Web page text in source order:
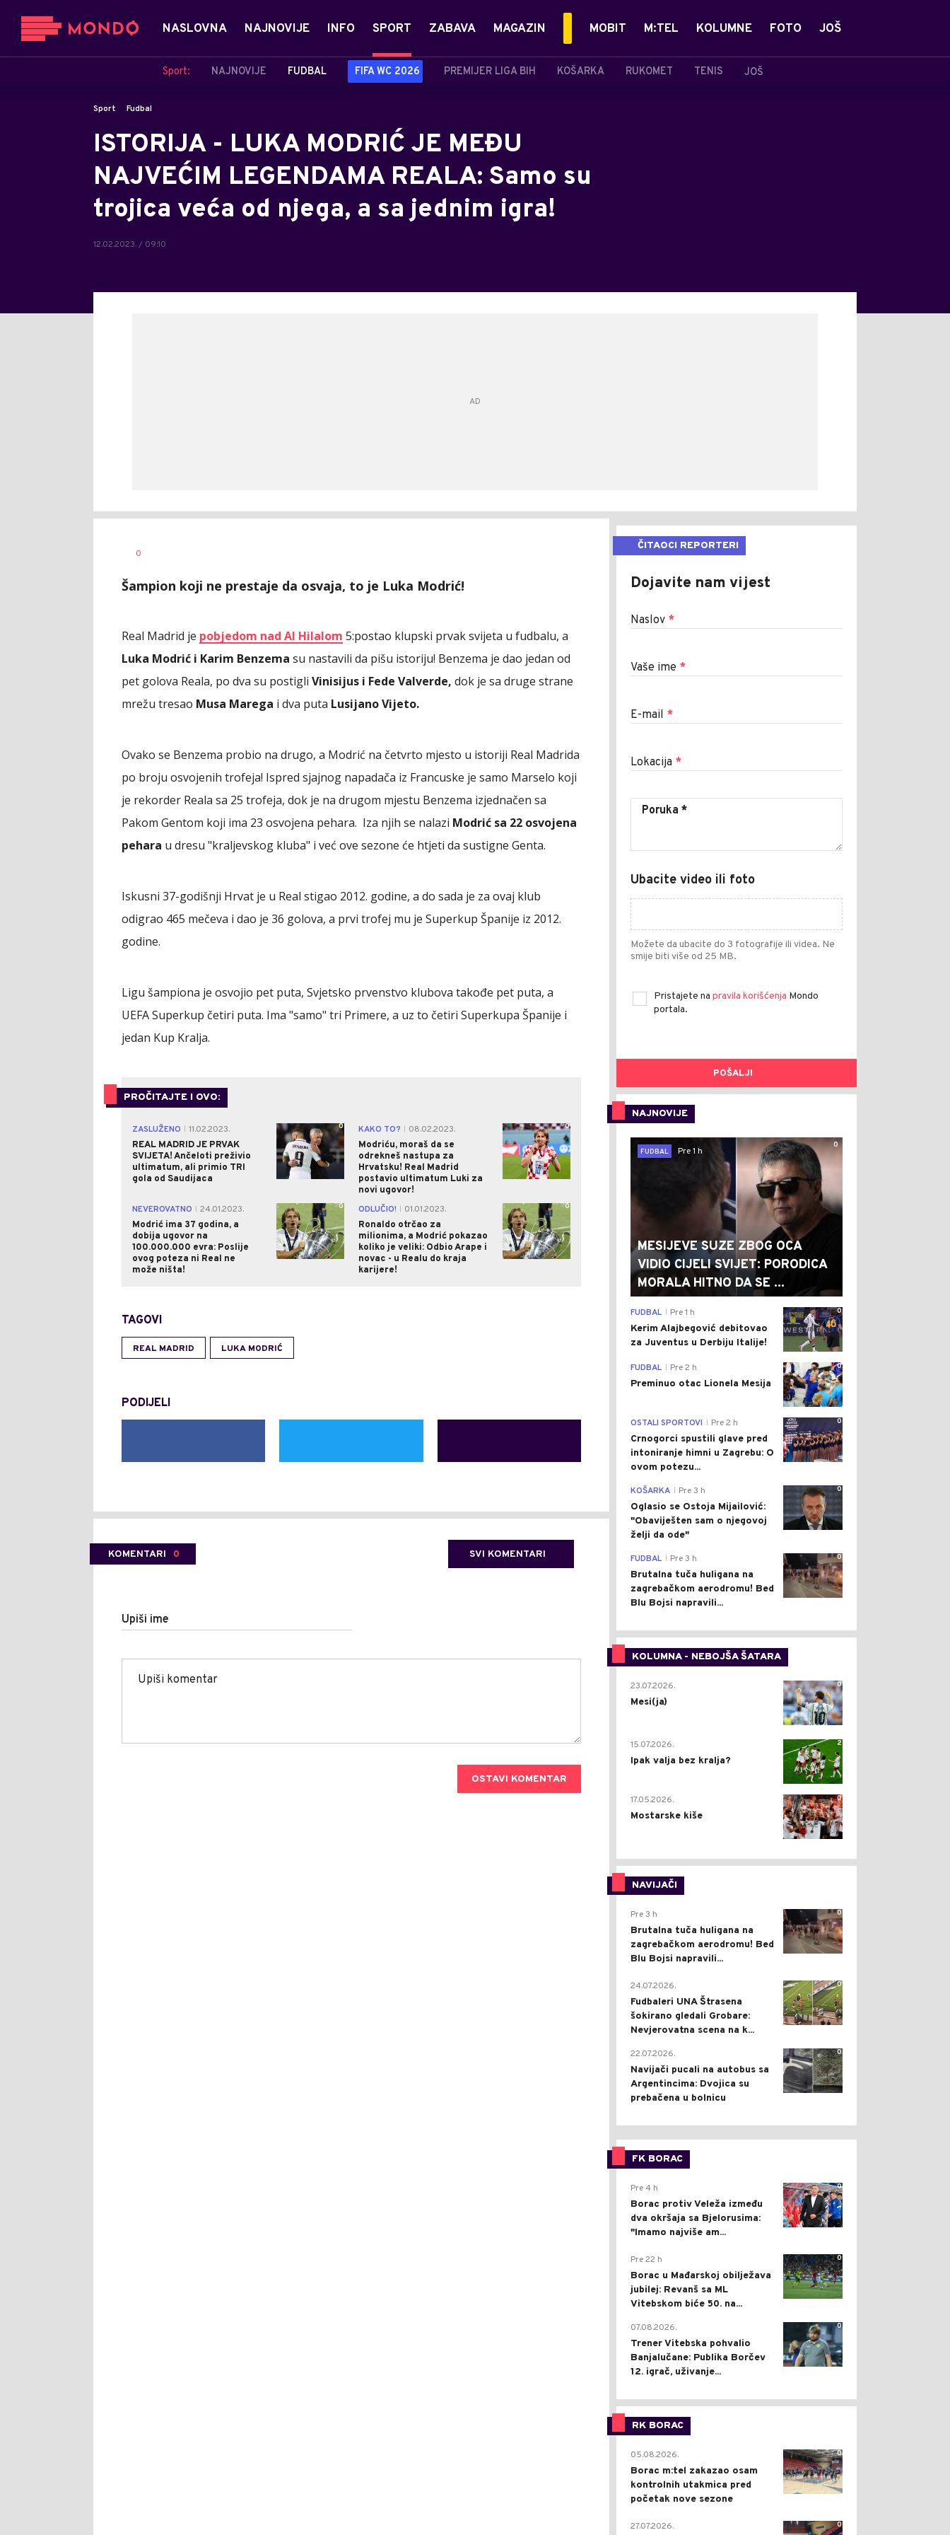
NASLOVNA NAJNOVIJE INFO SPORT
Sport: NAJNOVIJE FUDBAL FIFA WC 2026 PREMIJER LIGA BIH KOŠARKA RUKOMET TENIS JOŠ
ZABAVA MAGAZIN MOBIT M:TEL KOLUMNE FOTO JOŠ
Sport Fudbal
ISTORIJA - LUKA MODRIĆ JE MEĐU
NAJVEĆIM LEGENDAMA REALA: Samo su
trojica veća od njega, a sa jednim igra!
12.02.2023. / 09:10
AUTOR
0
Šampion koji ne prestaje da osvaja, to je Luka Modrić!
Real Madrid je pobjedom nad Al Hilalom 5:postao klupski prvak svijeta u fudbalu, a
Luka Modrić i Karim Benzema su nastavili da pišu istoriju! Benzema je dao jedan od
pet golova Reala, po dva su postigli Vinisijus i Fede Valverde, dok je sa druge strane
mrežu tresao Musa Marega i dva puta Lusijano Vijeto.
Ovako se Benzema probio na drugo, a Modrić na četvrto mjesto u istoriji Real Madrida
po broju osvojenih trofeja! Ispred sjajnog napadača iz Francuske je samo Marselo koji
je rekorder Reala sa 25 trofeja, dok je na drugom mjestu Benzema izjednačen sa
Pakom Gentom koji ima 23 osvojena pehara. Iza njih se nalazi Modrić sa 22 osvojena
pehara u dresu "kraljevskog kluba" i već ove sezone će htjeti da sustigne Genta.
Iskusni 37-godišnji Hrvat je u Real stigao 2012. godine, a do sada je za ovaj klub
odigrao 465 mečeva i dao je 36 golova, a prvi trofej mu je Superkup Španije iz 2012.
godine.
Ligu šampiona je osvojio pet puta, Svjetsko prvenstvo klubova takođe pet puta, a
UEFA Superkup četiri puta. Ima "samo" tri Primere, a uz to četiri Superkupa Španije i
jedan Kup Kralja.
PROČITAJTE I OVO:
ZASLUŽENO
11.02.2023.
REAL MADRID JE PRVAK
SVIJETA! Ančeloti preživio
ultimatum, ali primio TRI
gola od Saudijaca
0 KAKO TO?
08.02.2023.
Modriću, moraš da se
odrekneš nastupa za
Hrvatsku! Real Madrid
postavio ultimatum Luki za
novi ugovor!
0
NEVEROVATNO
24.01.2023.
Modrić ima 37 godina, a
dobija ugovor na
100.000.000 evra: Poslije
ovog poteza ni Real ne
može ništa!
0 ODLUČIO!
01.01.2023.
Ronaldo otrčao za
milionima, a Modrić pokazao
koliko je veliki: Odbio Arape i
novac - u Realu do kraja
karijere!
0
TAGOVI
REAL MADRID LUKA MODRIĆ
PODIJELI
KOMENTARI 0 SVI KOMENTARI
Upiši ime
OSTAVI KOMENTAR
ČITAOCI REPORTERI
Dojavite nam vijest
Naslov *
Vaše ime *
E-mail *
Lokacija *
Ubacite video ili foto
Možete da ubacite do 3 fotografije ili videa. Ne
smije biti više od 25 MB.
Pristajete na pravila korišćenja Mondo
portala.
POŠALJI
NAJNOVIJE
0
FUDBAL
Pre 1 h
MESIJEVE SUZE ZBOG OCA
VIDIO CIJELI SVIJET: PORODICA
MORALA HITNO DA SE ...
0
FUDBAL Pre 1 h
Kerim Alajbegović debitovao
za Juventus u Derbiju Italije!
0
FUDBAL Pre 2 h
Preminuo otac Lionela Mesija
0
OSTALI SPORTOVI Pre 2 h
Crnogorci spustili glave pred
intoniranje himni u Zagrebu: O
ovom potezu...
0
KOŠARKA Pre 3 h
Oglasio se Ostoja Mijailović:
"Obaviješten sam o njegovoj
želji da ode"
0
FUDBAL Pre 3 h
Brutalna tuča huligana na
zagrebačkom aerodromu! Bed
Blu Bojsi napravili...
KOLUMNA - NEBOJŠA ŠATARA
0
23.07.2026.
Mesi(ja)
2
15.07.2026.
Ipak valja bez kralja?
0
17.05.2026.
Mostarske kiše
NAVIJAČI
0
Pre 3 h
Brutalna tuča huligana na
zagrebačkom aerodromu! Bed
Blu Bojsi napravili...
0
24.07.2026.
Fudbaleri UNA Štrasena
šokirano gledali Grobare:
Nevjerovatna scena na k...
0
22.07.2026.
Navijači pucali na autobus sa
Argentincima: Dvojica su
prebačena u bolnicu
FK BORAC
0
Pre 4 h
Borac protiv Veleža između
dva okršaja sa Bjelorusima:
"Imamo najviše am...
0
Pre 22 h
Borac u Mađarskoj obilježava
jubilej: Revanš sa ML
Vitebskom biće 50. na...
0
07.08.2026.
Trener Vitebska pohvalio
Banjalučane: Publika Borčev
12. igrač, uživanje...
RK BORAC
0
05.08.2026.
Borac m:tel zakazao osam
kontrolnih utakmica pred
početak nove sezone
0
27.07.2026.